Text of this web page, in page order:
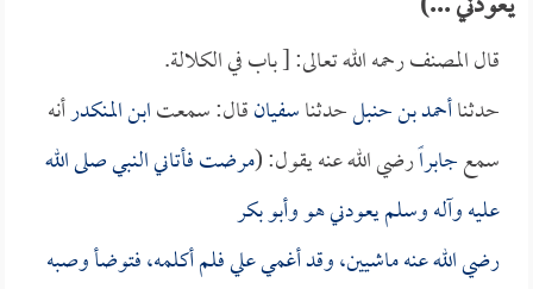
قال المصنف رحمه الله تعالى: [ باب في الكلالة.
حدثناأحمد بن حنبلحدثناسفيانقال: سمعتابن المنكدرأنه
سمعجابراًرضي الله عنه يقول: (مرضت فأتاني النبي صلى الله
عليه وآله وسلم يعودني هو وأبو بكر
رضي الله عنه ماشيين، وقد أغمي علي فلم أكلمه، فتوضأ وصبه